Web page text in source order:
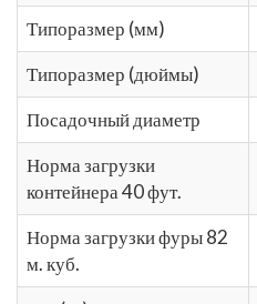
Типоразмер (мм)
Типоразмер (дюймы)
Посадочный диаметр
Норма загрузки
контейнера 40 фут.
Норма загрузки фуры 82
м. куб.